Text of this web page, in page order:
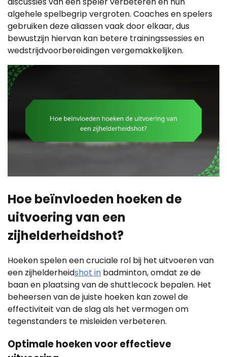
algehele spelbegrip vergroten. Coaches en spelers
gebruiken deze aliassen vaak door elkaar, dus
bewustzijn hiervan kan betere trainingssessies en
wedstrijdvoorbereidingen vergemakkelijken.
Hoe beïnvloeden hoeken de
uitvoering van een
zijhelderheidshot?
Hoeken spelen een cruciale rol bij het uitvoeren van
een zijhelderheidshot in badminton, omdat ze de
baan en plaatsing van de shuttlecock bepalen. Het
beheersen van de juiste hoeken kan zowel de
effectiviteit van de slag als het vermogen om
tegenstanders te misleiden verbeteren.
Optimale hoeken voor effectieve